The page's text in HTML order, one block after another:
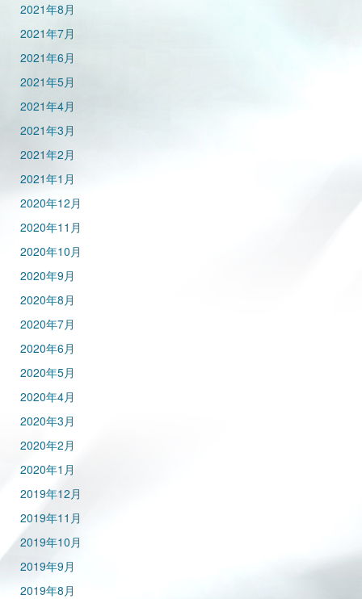
2021年8月
2021年7月
2021年6月
2021年5月
2021年4月
2021年3月
2021年2月
2021年1月
2020年12月
2020年11月
2020年10月
2020年9月
2020年8月
2020年7月
2020年6月
2020年5月
2020年4月
2020年3月
2020年2月
2020年1月
2019年12月
2019年11月
2019年10月
2019年9月
2019年8月